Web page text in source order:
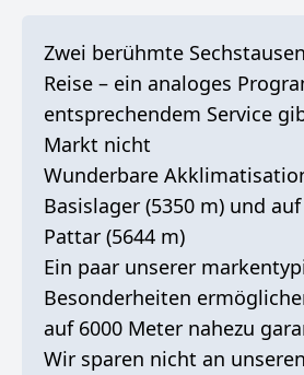
Zwei berühmte
Reise – ein analoges
entsprechendem Service
Markt nicht
Wunderbare
Basislager (5350 m) und
Pattar (5644 m)
Ein paar unserer
Besonderheiten
auf 6000 Meter nahezu
Wir sparen nicht an